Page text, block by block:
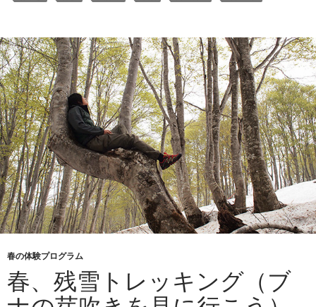
春の体験プログラム
春、残雪トレッキング（ブ